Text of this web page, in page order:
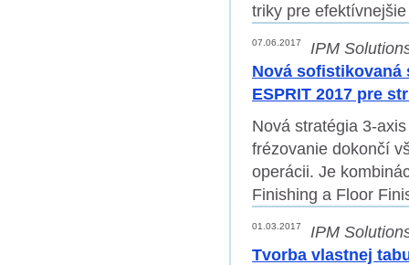
triky pre
07.06.2017
IPM
Nová sofistikovaná
ESPRIT 2017 pre
Nová stratégia 3-
frézovanie dokončí
operácii. Je
Finishing a Floor
01.03.2017
IPM
Tvorba vlastnej